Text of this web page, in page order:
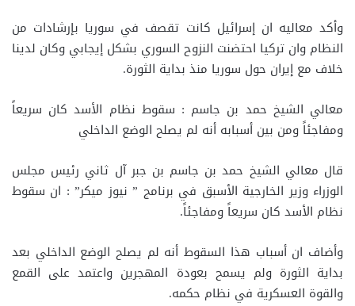
وأكد معاليه ان إسرائيل كانت تقصف في سوريا بإرشادات من
النظام وان تركيا احتضنت النزوح السوري بشكل إيجابي وكان لدينا
خلاف مع إيران حول سوريا منذ بداية الثورة.
معالي الشيخ حمد بن جاسم : سقوط نظام الأسد كان سريعاً
ومفاجئاً ومن بين أسبابه أنه لم يصلح الوضع الداخلي
قال معالي الشيخ حمد بن جاسم بن جبر آل ثاني رئيس مجلس
الوزراء وزير الخارجية الأسبق في برنامج ” نيوز ميكر” : ان سقوط
نظام الأسد كان سريعاً ومفاجئاً.
وأضاف ان أسباب هذا السقوط أنه لم يصلح الوضع الداخلي بعد
بداية الثورة ولم يسمح بعودة المهجرين واعتمد على القمع
والقوة العسكرية في نظام حكمه.